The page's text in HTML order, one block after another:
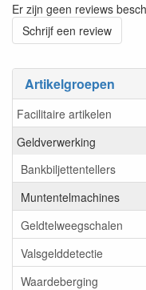
Artikelgroepen
Facilitaire artikelen
Geldverwerking
Bankbiljettentellers
Muntentelmachines
Geldtelweegschalen
Valsgelddetectie
Waardeberging
Er zijn geen reviews
Schrijf een review